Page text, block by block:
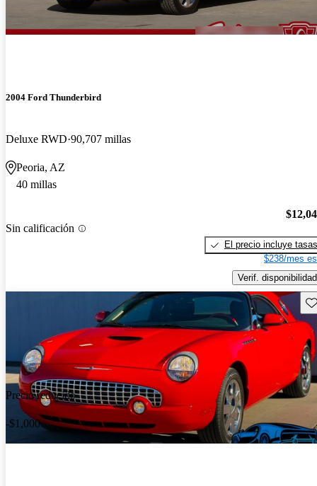
2004 Ford Thunderbird
Deluxe RWD 90,707 millas
Peoria, AZ
40 millas
Sin calificación
El precio incluye tasas
$238/mes
Verif. disponibilidad
Precio reducido
-$1,000